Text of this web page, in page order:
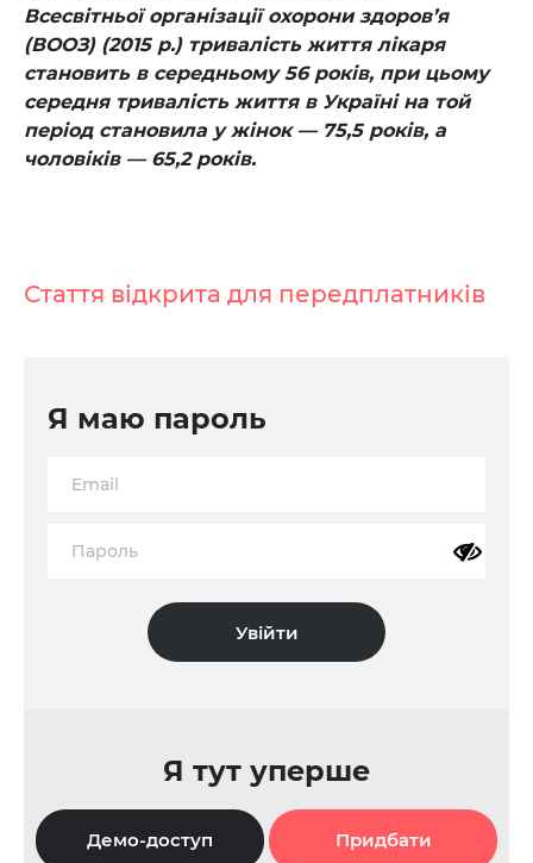
Всесвітньої організації охорони здоров’я
(ВООЗ) (2015 р.) тривалість життя лікаря
становить в середньому 56 років, при цьому
середня тривалість життя в Україні на той
період становила у жінок — 75,5 років, а
чоловіків — 65,2 років.
Стаття відкрита для передплатників
Я маю пароль
Я тут уперше
Демо-доступ Придбати